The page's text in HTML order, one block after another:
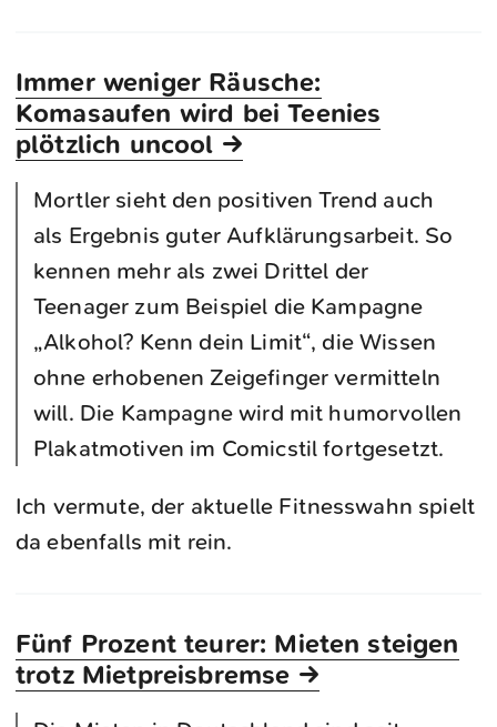
Immer weniger Räusche:
Komasaufen wird bei Teenies
plötzlich uncool →
Mortler sieht den positiven Trend auch
als Ergebnis guter Aufklärungsarbeit. So
kennen mehr als zwei Drittel der
Teenager zum Beispiel die Kampagne
„Alkohol? Kenn dein Limit“, die Wissen
ohne erhobenen Zeigefinger vermitteln
will. Die Kampagne wird mit humorvollen
Plakatmotiven im Comicstil fortgesetzt.
Ich vermute, der aktuelle Fitnesswahn spielt
da ebenfalls mit rein.
Fünf Prozent teurer: Mieten steigen
trotz Mietpreisbremse →